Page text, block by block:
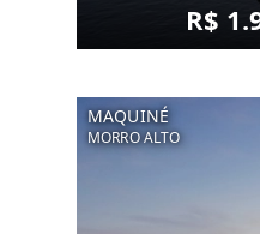
R$
MAQUINÉ
MORRO ALTO